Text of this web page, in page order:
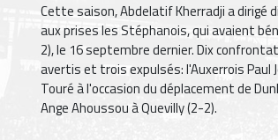
Cette saison, Abdelatif Kherradji a dirigé
aux prises les Stéphanois, qui avaient
2), le 16 septembre dernier. Dix
avertis et trois expulsés: l'Auxerrois Paul
Touré à l'occasion du déplacement de
Ange Ahoussou à Quevilly (2-2).